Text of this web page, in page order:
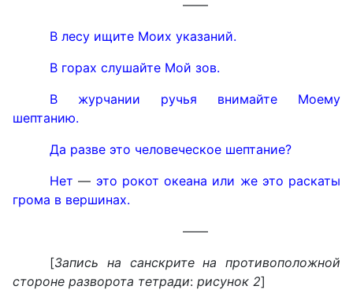
——
В лесу ищите Моих указаний.
В горах слушайте Мой зов.
В журчании ручья внимайте Моему
шептанию.
Да разве это человеческое шептание?
Нет — это рокот океана или же это раскаты
грома в вершинах.
——
[Запись на санскрите на противоположной
стороне разворота тетради: рисунок 2]